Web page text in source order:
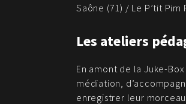
Saône (71) / Le P’tit
Les ateliers
En amont de la Juke-
médiation,
enregistrer leur